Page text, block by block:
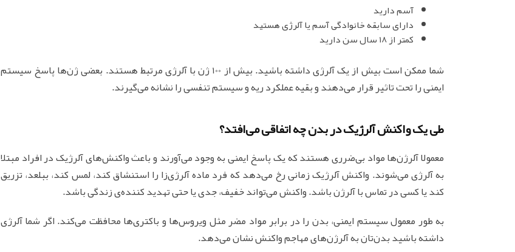
آسم دارید
دارای سابقه خانوادگی آسم یا آلرژی هستید
کمتر از 18 سال سن دارید
شما ممکن است بیش از یک آلرژی داشته باشید. بیش از 100 ژن با آلرژی مرتبط هستند. بعضی ژن‌ها پاسخ سیستم
ایمنی را تحت تاثیر قرار می‌دهند و بقیه عملکرد ریه و سیستم تنفسی را نشانه می‌گیرند.
طی یک واکنش آلرژیک در بدن چه اتفاقی می‌افتد؟
معمولا آلرژن‌ها مواد بی‌ضرری هستند که یک پاسخ ایمنی به وجود می‌آورند و باعث واکنش‌های آلرژیک در افراد مبتلا
به آلرژی می‌شوند. واکنش آلرژیک زمانی رخ می‌دهد که فرد ماده آلرژی‌زا را استنشاق کند، لمس کند، ببلعد، تزریق
کند یا کسی در تماس با آلرژن باشد. واکنش می‌تواند خفیف، جدی یا حتی تهدید کننده‌ی زندگی باشد.
به طور معمول سیستم ایمنی، بدن را در برابر مواد مضر مثل ویروس‌ها و باکتری‌ها محافظت می‌کند. اگر شما آلرژی
داشته باشید بدن‌تان به آلرژن‌های مهاجم واکنش نشان می‌دهد.